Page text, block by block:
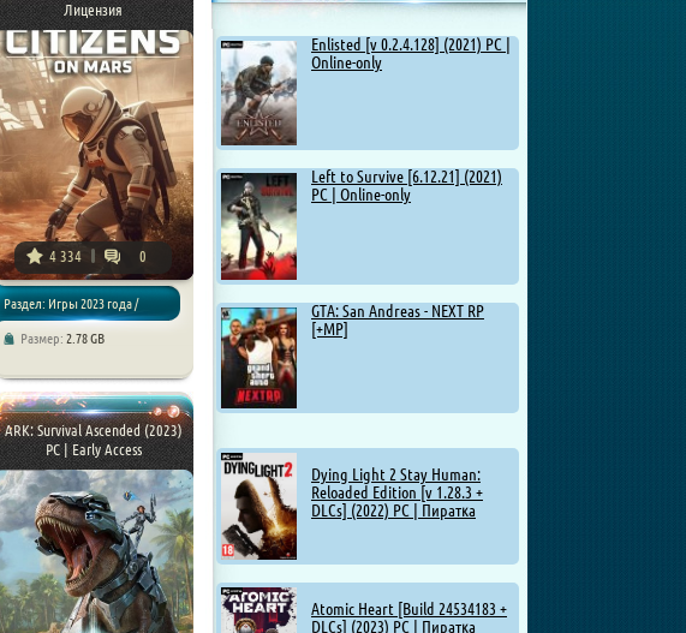
Enlisted [v 0.2.4.128] (2021) PC |
Online-only
Left to Survive [6.12.21] (2021)
PC | Online-only
GTA: San Andreas - NEXT RP
[+MP]
Dying Light 2 Stay Human:
Reloaded Edition [v 1.28.3 +
DLCs] (2022) PC | Пиратка
Atomic Heart [Build 24534183 +
DLCs] (2023) PC | Пиратка
Лицензия
4 334 0
Раздел: Игры 2023 года /
Размер: 2.78 GB
ARK: Survival Ascended (2023)
PC | Early Access